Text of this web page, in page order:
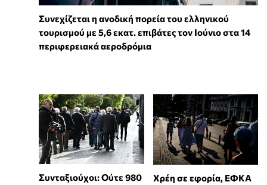
Συνεχίζεται η ανοδική πορεία του ελληνικού
τουρισμού με 5,6 εκατ. επιβάτες τον Ιούνιο στα 14
περιφερειακά αεροδρόμια
Συνταξιούχοι: Ούτε 980
Χρέη σε εφορία, ΕΦΚΑ